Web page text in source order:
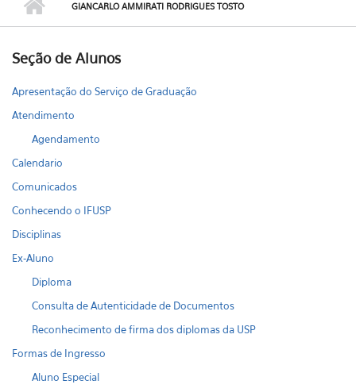
GIANCARLO AMMIRATI RODRIGUES TOSTO
Seção de Alunos
Apresentação do Serviço de Graduação
Atendimento
Agendamento
Calendario
Comunicados
Conhecendo o IFUSP
Disciplinas
Ex-Aluno
Diploma
Consulta de Autenticidade de Documentos
Reconhecimento de firma dos diplomas da USP
Formas de Ingresso
Aluno Especial